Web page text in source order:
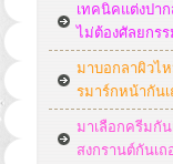
เทคนิคแต่งปาก
ไม่ต้องศัลยกรร
มาบอกลาผิวไ
รมาร์กหน้ากันเ
มาเลือกครีมกั
สงกรานต์กันเถ